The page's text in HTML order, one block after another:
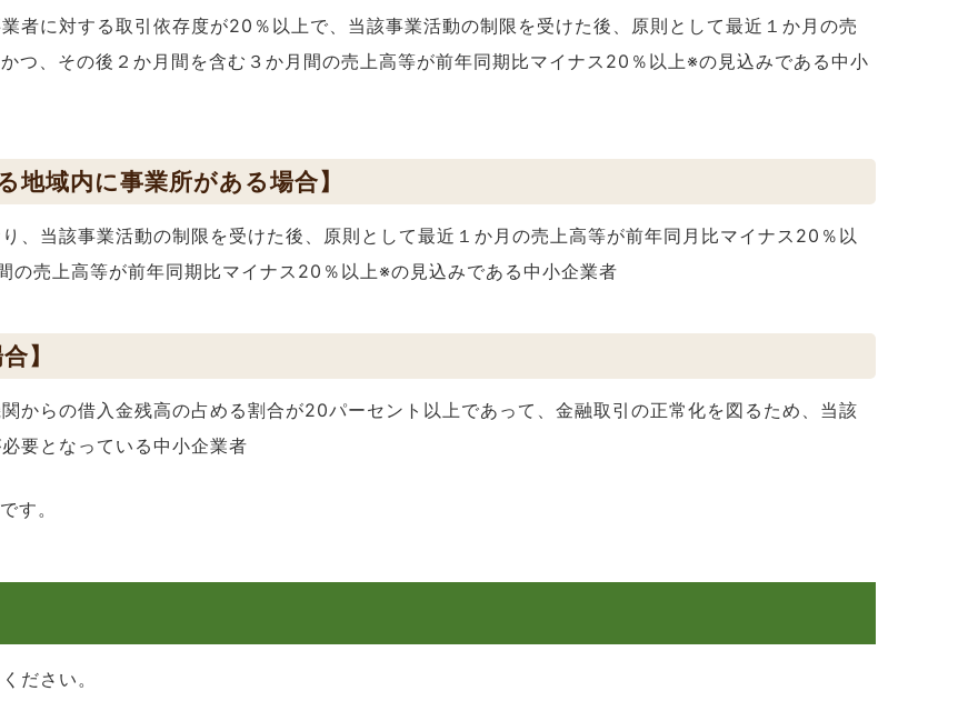
者に対する取引依存度が20％以上で、当該事業活動の制限を受けた後、原則として最近１か月の売
つ、その後２か月間を含む３か月間の売上高等が前年同期比マイナス20％以上※の見込みである中小
地域内に事業所がある場合】
、当該事業活動の制限を受けた後、原則として最近１か月の売上高等が前年同月比マイナス20％以
の売上高等が前年同期比マイナス20％以上※の見込みである中小企業者
】
からの借入金残高の占める割合が20パーセント以上であって、金融取引の正常化を図るため、当該
要となっている中小企業者
す。
ださい。